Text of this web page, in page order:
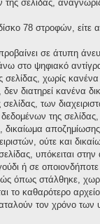
σελίδας,
78 στροφών,
σε άτυπη
στο ψηφιακό
σελίδας, χωρίς
διατηρεί
των
της
δικαίωμα
ούτε και
υπόκειται στην
ή σε
όπως στάλθηκε,
καθαρότερο
τον χρόνο των